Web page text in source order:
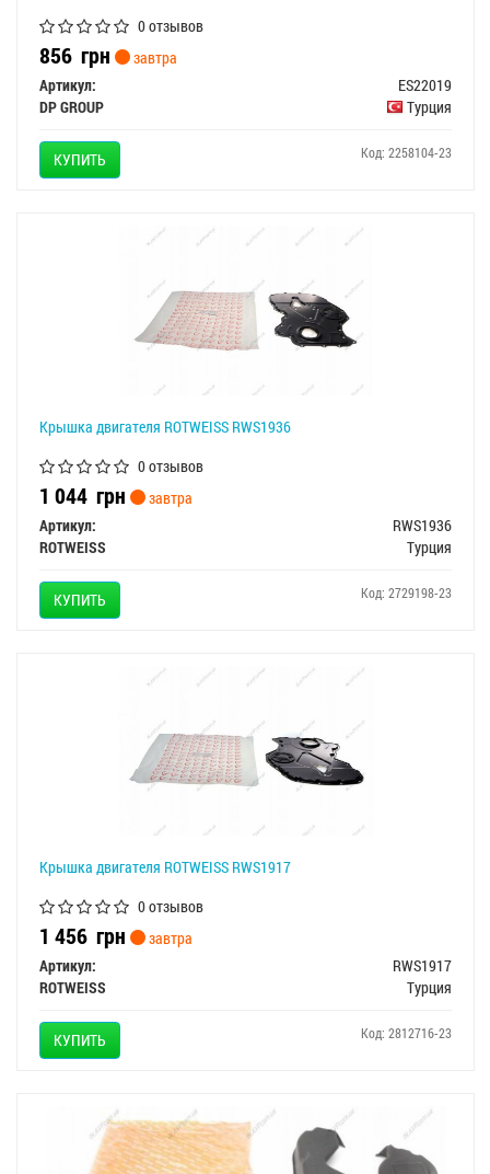
0 отзывов
856 грн
завтра
Артикул:
ES22019
DP GROUP
Турция
КУПИТЬ Код: 2258104-23
Крышка двигателя ROTWEISS RWS1936
0 отзывов
1 044 грн
завтра
Артикул:
RWS1936
ROTWEISS
Турция
КУПИТЬ Код: 2729198-23
Крышка двигателя ROTWEISS RWS1917
0 отзывов
1 456 грн
завтра
Артикул:
RWS1917
ROTWEISS
Турция
КУПИТЬ Код: 2812716-23